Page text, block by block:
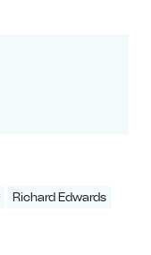
Richard Edwards